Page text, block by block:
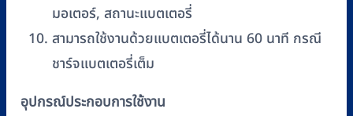
มอเตอร์, สถานะแบตเตอรี่
สามารถใช้งานด้วยแบตเตอรี่ได้นาน 60 นาที กรณี
ชาร์จแบตเตอรี่เต็ม
อุปกรณ์ประกอบการใช้งาน